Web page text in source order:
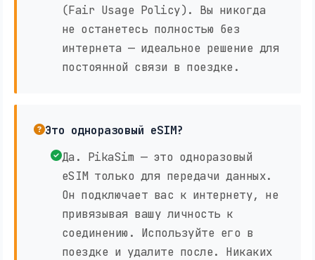
(Fair Usage Policy). Вы никогда
не останетесь полностью без
интернета — идеальное решение для
постоянной связи в поездке.
Это одноразовый eSIM?
Да. PikaSim — это одноразовый
eSIM только для передачи данных.
Он подключает вас к интернету, не
привязывая вашу личность к
соединению. Используйте его в
поездке и удалите после. Никаких